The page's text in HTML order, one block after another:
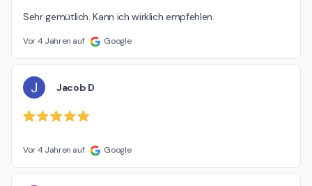
Sehr gemütlich. Kann ich wirklich empfehlen.
Vor 4 Jahren auf Google
J Jacob D
Vor 4 Jahren auf Google